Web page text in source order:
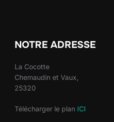
NOTRE ADRESSE
La Cocotte
Chemaudin et Vaux,
25320
Télécharger le plan ICI